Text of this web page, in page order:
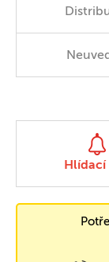
Hlídací